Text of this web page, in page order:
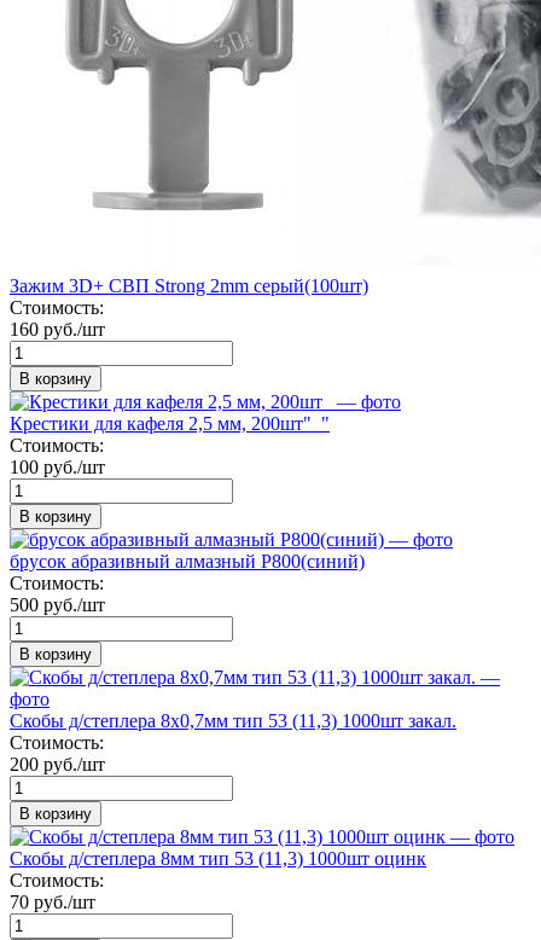
Зажим 3D+ СВП Strong 2mm серый(100шт)
Стоимость:
160 руб./шт
В корзину
Крестики для кафеля 2,5 мм, 200шт"_"
Стоимость:
100 руб./шт
В корзину
брусок абразивный алмазный Р800(синий)
Стоимость:
500 руб./шт
В корзину
Скобы д/степлера 8х0,7мм тип 53 (11,3) 1000шт закал.
Стоимость:
200 руб./шт
В корзину
Скобы д/степлера 8мм тип 53 (11,3) 1000шт оцинк
Стоимость:
70 руб./шт